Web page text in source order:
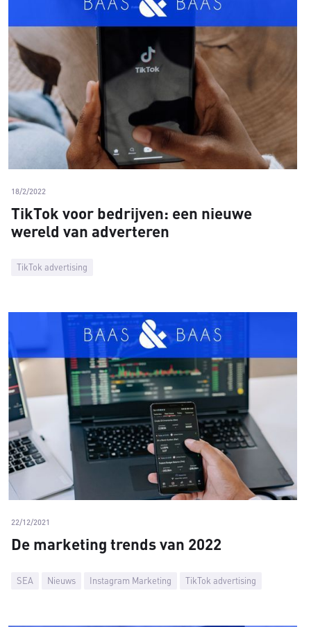
TikTok advertising
18/2/2022
TikTok voor bedrijven: een nieuwe
wereld van adverteren
SEA Nieuws Instagram Marketing TikTok advertising
22/12/2021
De marketing trends van 2022